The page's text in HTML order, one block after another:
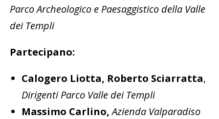
Parco Archeologico e Paesaggistico della Valle
dei Templi
Partecipano:
Calogero Liotta, Roberto Sciarratta,
Dirigenti Parco Valle dei Templi
Massimo Carlino, Azienda Valparadiso